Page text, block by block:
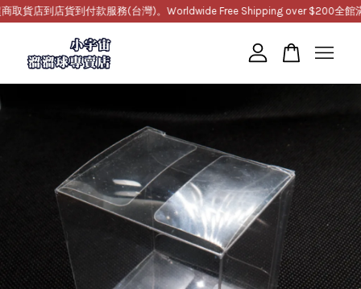
貨店到店貨到付款服務(台灣)。Worldwide Free Shipping over $200全館滿
您的購物車目前還是空的。
繼續購物